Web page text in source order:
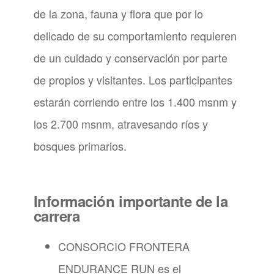
de la zona, fauna y flora que por lo
delicado de su comportamiento requieren
de un cuidado y conservación por parte
de propios y visitantes. Los participantes
estarán corriendo entre los 1.400 msnm y
los 2.700 msnm, atravesando ríos y
bosques primarios.
Información importante de la
carrera
CONSORCIO FRONTERA
ENDURANCE RUN es el